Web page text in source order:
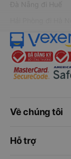
Đà Nẵng đi Huế
Về chúng tôi
Hỗ trợ